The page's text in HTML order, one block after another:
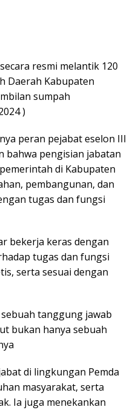
resmi melantik 120
Daerah Kabupaten
sumpah
)
peran pejabat eselon III
bahwa pengisian jabatan
di Kabupaten
pembangunan, dan
tugas dan fungsi
bekerja keras dengan
tugas dan fungsi
serta sesuai dengan
tanggung jawab
bukan hanya sebuah
di lingkungan Pemda
masyarakat, serta
Ia juga menekankan